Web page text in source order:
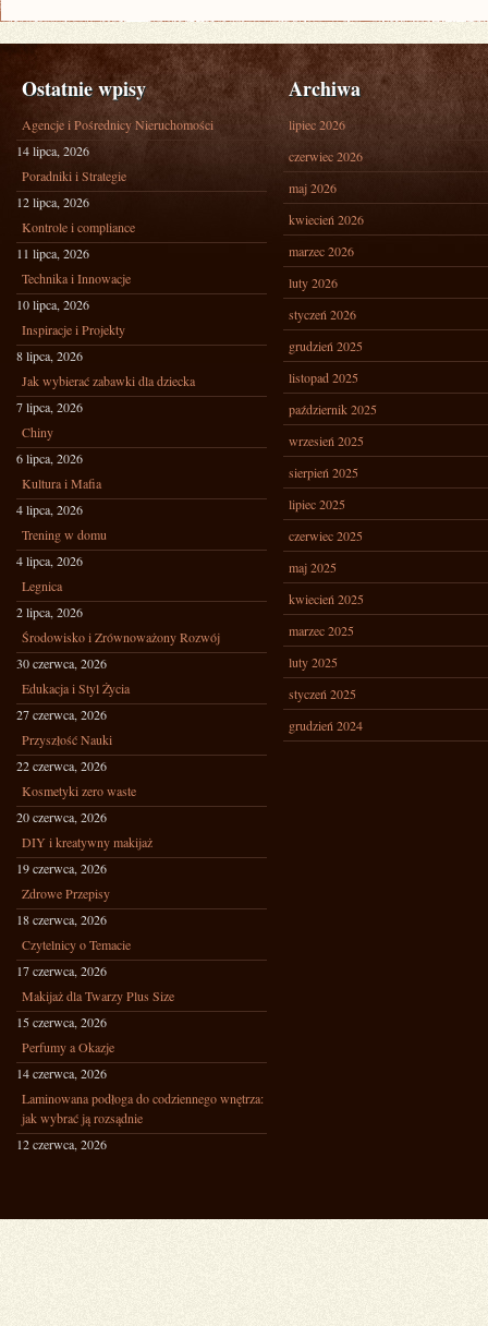
Ostatnie wpisy
Agencje i Pośrednicy Nieruchomości
14 lipca, 2026
Poradniki i Strategie
12 lipca, 2026
Kontrole i compliance
11 lipca, 2026
Technika i Innowacje
10 lipca, 2026
Inspiracje i Projekty
8 lipca, 2026
Jak wybierać zabawki dla dziecka
7 lipca, 2026
Chiny
6 lipca, 2026
Kultura i Mafia
4 lipca, 2026
Trening w domu
4 lipca, 2026
Legnica
2 lipca, 2026
Środowisko i Zrównoważony Rozwój
30 czerwca, 2026
Edukacja i Styl Życia
27 czerwca, 2026
Przyszłość Nauki
22 czerwca, 2026
Kosmetyki zero waste
20 czerwca, 2026
DIY i kreatywny makijaż
19 czerwca, 2026
Zdrowe Przepisy
18 czerwca, 2026
Czytelnicy o Temacie
17 czerwca, 2026
Makijaż dla Twarzy Plus Size
15 czerwca, 2026
Perfumy a Okazje
14 czerwca, 2026
Laminowana podłoga do codziennego wnętrza:
jak wybrać ją rozsądnie
12 czerwca, 2026
Archiwa
lipiec 2026
czerwiec 2026
maj 2026
kwiecień 2026
marzec 2026
luty 2026
styczeń 2026
grudzień 2025
listopad 2025
październik 2025
wrzesień 2025
sierpień 2025
lipiec 2025
czerwiec 2025
maj 2025
kwiecień 2025
marzec 2025
luty 2025
styczeń 2025
grudzień 2024